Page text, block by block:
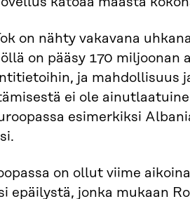
on nähty vakavana
on pääsy 170 miljoonan
ja mahdollisuus
ei ole
esimerkiksi
on ollut viime
epäilystä, jonka mukaan